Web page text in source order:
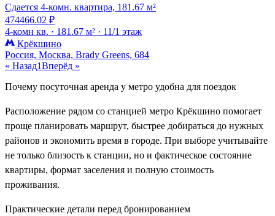
Сдается 4-комн. квартира, 181.67 м²
474466.02 ₽
4-комн кв. · 181.67 м² · 11/1 этаж
Крёкшино
Россия, Москва, Brady Greens, 684
« Назад1Вперёд »
Почему посуточная аренда у метро удобна для поездок
Расположение рядом со станцией метро Крёкшино помогает
проще планировать маршрут, быстрее добираться до нужных
районов и экономить время в городе. При выборе учитывайте
не только близость к станции, но и фактическое состояние
квартиры, формат заселения и полную стоимость
проживания.
Практические детали перед бронированием